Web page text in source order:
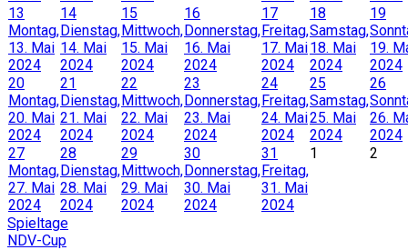
13
Montag,
13. Mai
2024
14
Dienstag,
14. Mai
2024
15
Mittwoch,
15. Mai
2024
16
Donnerstag,
16. Mai
2024
17
Freitag,
17. Mai
2024
18
Samstag,
18. Mai
2024
19
19.
2024
20
Montag,
20. Mai
2024
21
Dienstag,
21. Mai
2024
22
Mittwoch,
22. Mai
2024
23
Donnerstag,
23. Mai
2024
24
Freitag,
24. Mai
2024
25
Samstag,
25. Mai
2024
26
26.
2024
27
Montag,
27. Mai
2024
28
Dienstag,
28. Mai
2024
29
Mittwoch,
29. Mai
2024
30
Donnerstag,
30. Mai
2024
31
Freitag,
31. Mai
2024
1 2
Spieltage
NDV-Cup